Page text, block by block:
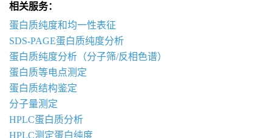
相关服务：
蛋白质纯度和均一性表征
SDS-PAGE蛋白质纯度分析
蛋白质纯度分析（分子筛/反相色谱）
蛋白质等电点测定
蛋白质结构鉴定
分子量测定
HPLC蛋白质分析
HPLC测定蛋白纯度